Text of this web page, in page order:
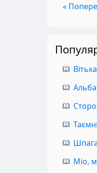
«
Міо,